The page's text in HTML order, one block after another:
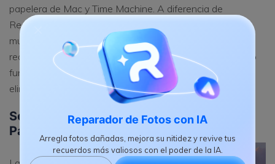
Reparador de Fotos con IA
Arregla fotos dañadas, mejora su nitidez y revive tus
recuerdos más valiosos con el poder de la IA.
papelera de Mac y Time Machine. A diferencia de
Recoverit, no siempre son viables y también requieren
mucho tiempo a largo plazo. Pero en algunos casos, son
realmente simples y rápidos. Echemos un vistazo a cómo
funcionan y por qué fallan en la recuperación de archivos
eliminados.
Solución 1. Recuperar Archivos de la
Papelera en Mac